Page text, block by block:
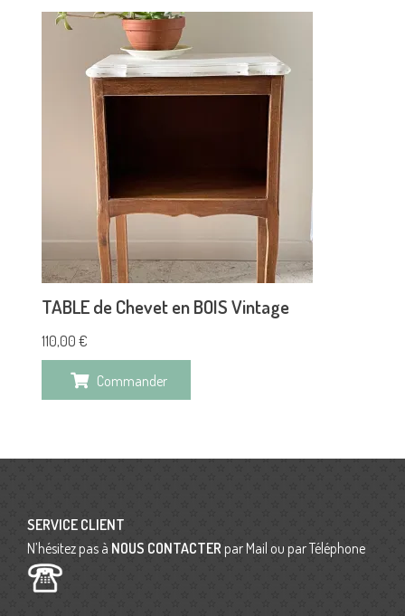
TABLE de Chevet en BOIS Vintage
110,00 €
Commander
SERVICE CLIENT
N’hésitez pas à NOUS CONTACTER par Mail ou par Téléphone